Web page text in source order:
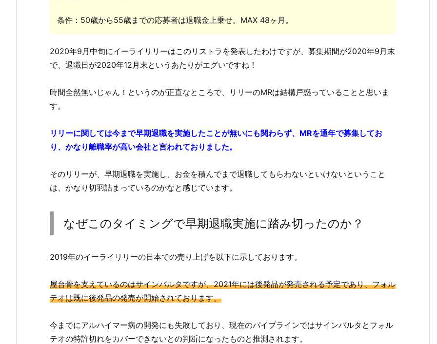
条件：50歳から55歳までの応募者は退職金上乗せ。MAX 48ヶ月。
2020年9月中旬にイーライリリーはこのリストラを発表したわけですが、募集期間が2020年9月末
で、退職日が2020年12月末というあたりがエグいですね！
時間全然無いじゃん！というのが正直なところで、リリーのMRは結構戸惑っていることと思いま
す。
リリーに関しては今まで早期退職を実施したことが無いにも関わらず、MRを通年で募集してお
り、かなり離職率が高い会社と言われておりました。
そのリリーが、早期退職を実施し、お金を積んでまで退職してもらわないといけないということ
は、かなり切羽詰まっているのかなと感じています。
なぜこのタイミングで早期退職実施に踏み切ったのか？
2019年のイーライリリーの日本での売り上げを以下に示しております。
屋台骨を支えているのはサインバルタですが、2021年には後発品が発売される予定であり、フォル
テオは既に後発品の発売が開始されております。
今までにアルハイマー病の開発にも失敗しており、現在のパイプラインではサインバルタとフォル
テオの特許切れをカバーできないとの判断になったものと推測されます。